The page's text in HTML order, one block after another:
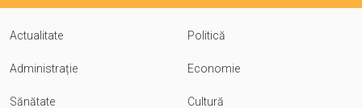
Actualitate Politică
Administrație Economie
Sănătate Cultură